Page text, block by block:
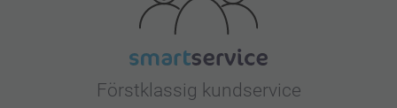
Förstklassig kundservice